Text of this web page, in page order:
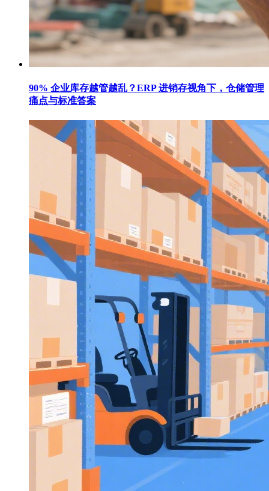
90% 企业库存越管越乱？ERP 进销存视角下，仓储管理
痛点与标准答案